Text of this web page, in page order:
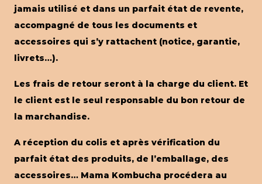
jamais utilisé et dans un parfait état de revente,
accompagné de tous les documents et
accessoires qui s’y rattachent (notice, garantie,
livrets…).
Les frais de retour seront à la charge du client. Et
le client est le seul responsable du bon retour de
la marchandise.
A réception du colis et après vérification du
parfait état des produits, de l’emballage, des
accessoires… Mama Kombucha procédera au